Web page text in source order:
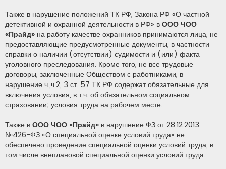
Также в нарушение положений ТК РФ, Закона РФ «О частной
детективной и охранной деятельности в РФ» в ООО ЧОО
«Прайд» на работу качестве охранников принимаются лица, не
предоставляющие предусмотренные документы, в частности
справки о наличии (отсутствии) судимости и (или) факта
уголовного преследования. Кроме того, не все трудовые
договоры, заключенные Обществом с работниками, в
нарушение ч.,ч.2, 3 ст. 57 ТК РФ содержат обязательные для
включения условия, в т.ч. об обязательном социальном
страховании; условия труда на рабочем месте.
Также в ООО ЧОО «Прайд» в нарушение ФЗ от 28.12.2013
№426-ФЗ «О специальной оценке условий труда» не
обеспечено проведение специальной оценки условий труда, в
том числе внеплановой специальной оценки условий труда.